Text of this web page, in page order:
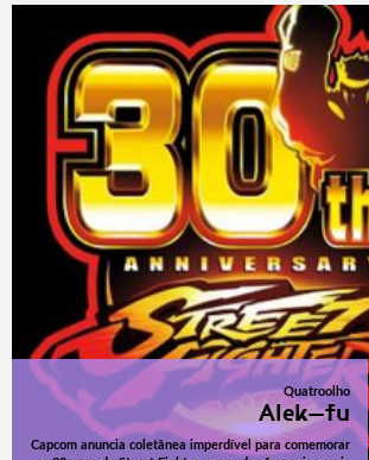
Quatroolho
Alek-fu
Capcom anuncia coletânea imperdível para comemorar